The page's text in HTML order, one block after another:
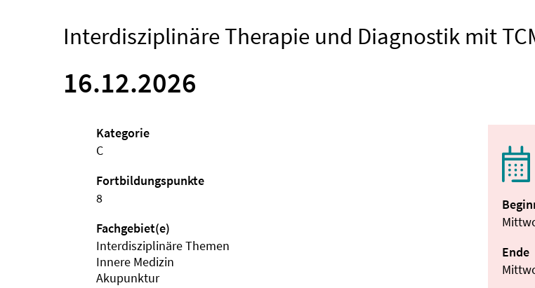
Interdisziplinäre Therapie und Diagnostik mit
16.12.2026
Ende
Kategorie
C
Fortbildungspunkte
8
Fachgebiet(e)
Interdisziplinäre Themen
Innere Medizin
Akupunktur